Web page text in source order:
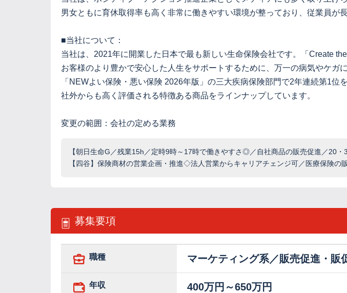
男女ともに育休取得率も高く非常に働きやすい環境が整っており、従業員が
■当社について：
当社は、2021年に開業した日本で最も新しい生命保険会社です。「Create
お客様のより豊かで安心した人生をサポートするために、万一の病気やケガ
「NEWよい保険・悪い保険 2026年版」の三大疾病保険部門で2年連続第1位
社外からも高く評価される特徴ある商品をラインナップしています。
変更の範囲：会社の定める業務
【朝日生命G／残業15h／定時9時～17時で働きやすさ◎／自社商品の販売促進／20・
【四谷】保険商材の営業企画・推進◇法人営業からキャリアチェンジ可／医療保険の
募集要項
職種 マーケティング系／販売促進・販
年収 400万円～650万円